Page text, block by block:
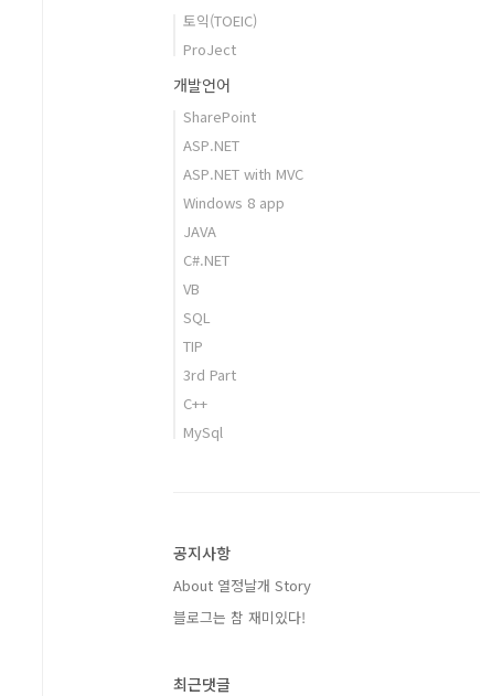
토익(TOEIC)
ProJect
개발언어
SharePoint
ASP.NET
ASP.NET with MVC
Windows 8 app
JAVA
C#.NET
VB
SQL
TIP
3rd Part
C++
MySql
공지사항
About 열정날개 Story
블로그는 참 재미있다!
최근댓글